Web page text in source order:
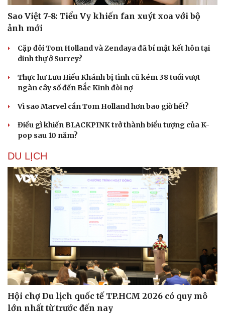
Sao Việt 7-8: Tiểu Vy khiến fan xuýt xoa với bộ
ảnh mới
Cặp đôi Tom Holland và Zendaya đã bí mật kết hôn tại
dinh thự ở Surrey?
Thực hư Lưu Hiểu Khánh bị tình cũ kém 38 tuổi vượt
ngàn cây số đến Bắc Kinh đòi nợ
Vì sao Marvel cần Tom Holland hơn bao giờ hết?
Điều gì khiến BLACKPINK trở thành biểu tượng của K-
pop sau 10 năm?
DU LỊCH
Hội chợ Du lịch quốc tế TP.HCM 2026 có quy mô
lớn nhất từ trước đến nay